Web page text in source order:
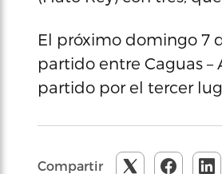
El próximo domingo 7
partido entre Caguas
partido por el tercer
Compartir